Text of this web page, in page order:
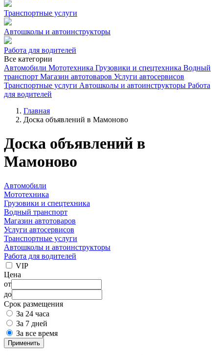
Транспортные услуги
Автошколы и автоинструкторы
Работа для водителей
Все категории
Автомобили Мототехника Грузовики и спецтехника Водный
транспорт Магазин автотоваров Услуги автосервисов
Транспортные услуги Автошколы и автоинструкторы Работа
для водителей
Главная
Доска объявлений в Мамоново
Доска объявлений в
Мамоново
Автомобили
Мототехника
Грузовики и спецтехника
Водный транспорт
Магазин автотоваров
Услуги автосервисов
Транспортные услуги
Автошколы и автоинструкторы
Работа для водителей
VIP
Цена
от
до
Срок размещения
За 24 часа
За 7 дней
За все время
Применить